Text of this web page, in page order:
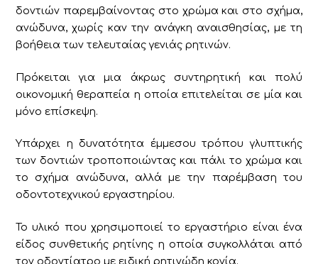
δοντιών παρεμβαίνοντας στο χρώμα και στο σχήμα,
ανώδυνα, χωρίς καν την ανάγκη αναισθησίας, με τη
βοήθεια των τελευταίας γενιάς ρητινών.
Πρόκειται για μια άκρως συντηρητική και πολύ
οικονομική θεραπεία η οποία επιτελείται σε μία και
μόνο επίσκεψη.
Υπάρχει η δυνατότητα έμμεσου τρόπου γλυπτικής
των δοντιών τροποποιώντας και πάλι το χρώμα και
το σχήμα ανώδυνα, αλλά με την παρέμβαση του
οδοντοτεχνικού εργαστηρίου.
Το υλικό που χρησιμοποιεί το εργαστήριο είναι ένα
είδος συνθετικής ρητίνης η οποία συγκολλάται από
τον οδοντίατρο με ειδική ρητινώδη κονία.